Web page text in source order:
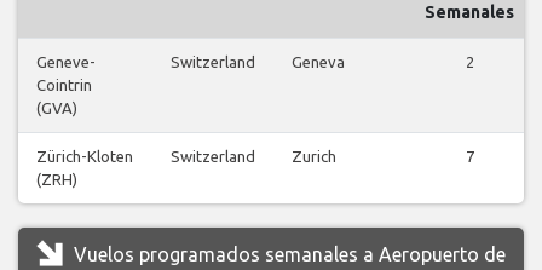
Semanales
Geneve-
Cointrin
(GVA)
Switzerland Geneva 2
Zürich-Kloten
(ZRH)
Switzerland Zurich 7
Vuelos programados semanales a Aeropuerto de